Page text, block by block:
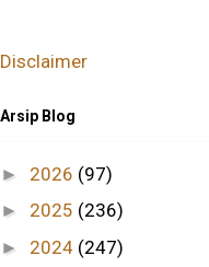
Disclaimer
Arsip Blog
► 2026 (97)
► 2025 (236)
► 2024 (247)